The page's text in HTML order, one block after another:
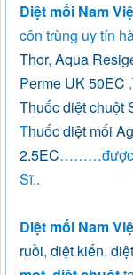
Diệt mối Nam
côn trùng uy tín
Thor, Aqua
Perme UK 50EC ,
Thuốc diệt chuột
Thuốc diệt mối
2.5EC………được
Sĩ..
Diệt mối Nam
ruồi, diệt kiến,